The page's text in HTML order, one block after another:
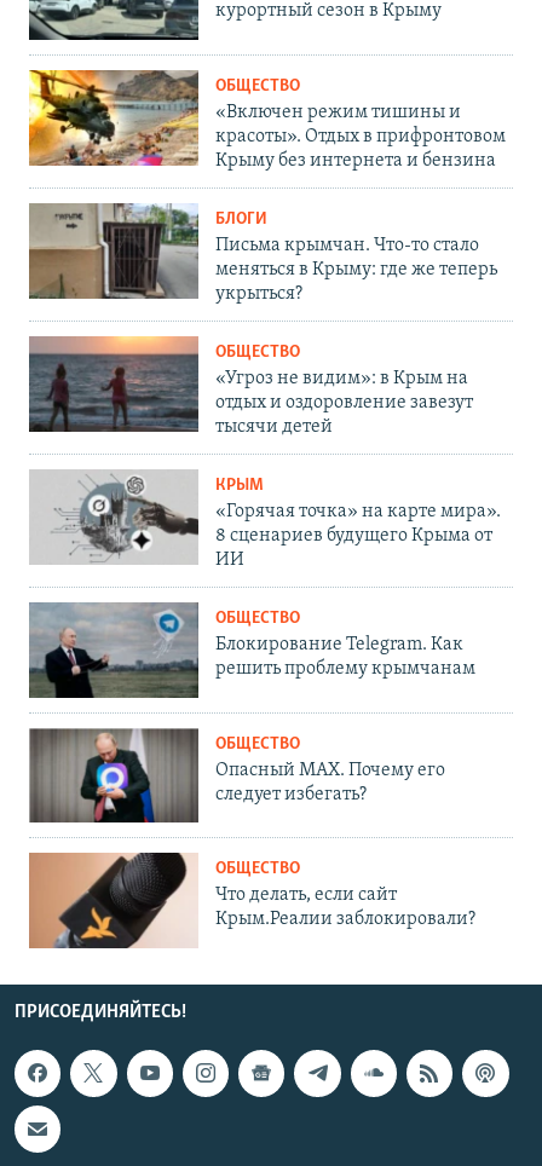
курортный сезон в Крыму
ОБЩЕСТВО
«Включен режим тишины и
красоты». Отдых в прифронтовом
Крыму без интернета и бензина
БЛОГИ
Письма крымчан. Что-то стало
меняться в Крыму: где же теперь
укрыться?
ОБЩЕСТВО
«Угроз не видим»: в Крым на
отдых и оздоровление завезут
тысячи детей
КРЫМ
«Горячая точка» на карте мира».
8 сценариев будущего Крыма от
ИИ
ОБЩЕСТВО
Блокирование Telegram. Как
решить проблему крымчанам
ОБЩЕСТВО
Опасный MAX. Почему его
следует избегать?
ОБЩЕСТВО
Что делать, если сайт
Крым.Реалии заблокировали?
ПРИСОЕДИНЯЙТЕСЬ!